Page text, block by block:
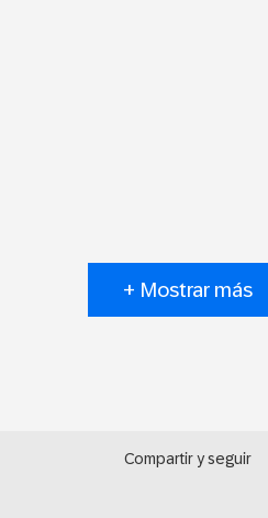
+ Mostrar más
Compartir y seguir